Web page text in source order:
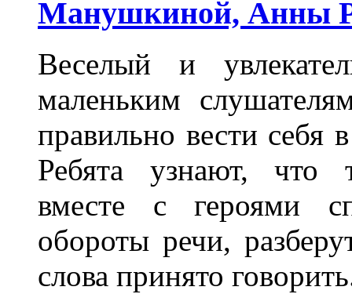
Манушкиной, Анны
Веселый и
маленьким
правильно вести себя
Ребята узнают, что
вместе с героями
обороты речи,
слова принято